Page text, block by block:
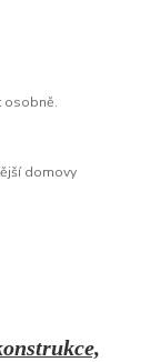
osobně.
domovy